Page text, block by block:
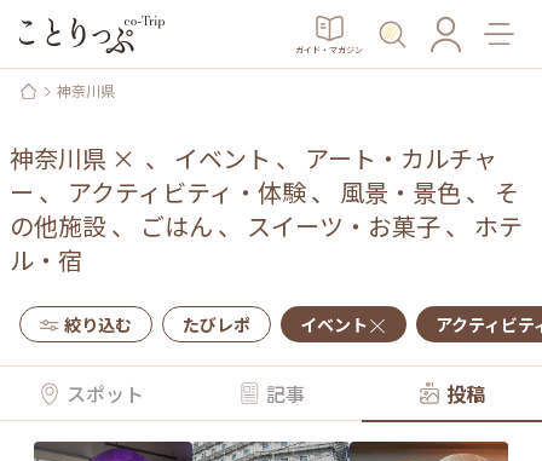
ガイド・マガジン
神奈川県
神奈川県 × 、 イベント 、 アート・カルチャ
ー 、 アクティビティ・体験、 風景・景色、 そ
の他施設、 ごはん 、 スイーツ・お菓子、 ホテ
ル・宿
絞り込む たびレポ イベント アクティビテ
スポット 記事 投稿